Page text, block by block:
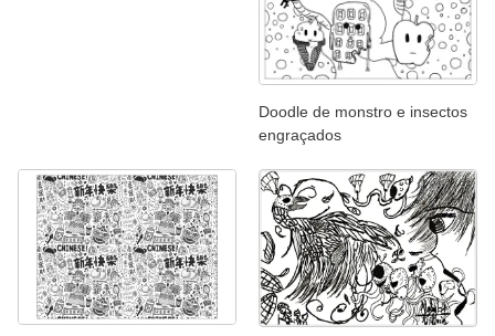
Doodle de monstro e insectos
engraçados